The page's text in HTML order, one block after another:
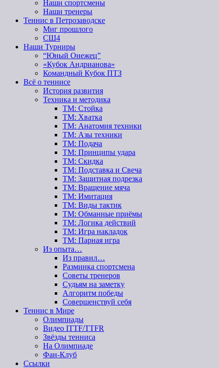
Наши спортсмены
Наши тренеры
Теннис в Петрозаводске
Миг прошлого
СШ4
Наши Турниры
“Юный Онежец”
«Кубок Андрианова»
Командный Кубок ПТЗ
Всё о теннисе
История развития
Техника и методика
ТМ: Стойка
ТМ: Хватка
ТМ: Анатомия техники
ТМ: Азы техники
ТМ: Подача
ТМ: Принципы удара
ТМ: Скидка
ТМ: Подставка и Свеча
ТМ: Защитная подрезка
ТМ: Вращение мяча
ТМ: Имитация
ТМ: Виды тактик
ТМ: Обманные приёмы
ТМ: Логика действий
ТМ: Игра накладок
ТМ: Парная игра
Из опыта…
Из правил…
Разминка спортсмена
Советы тренеров
Судьям на заметку
Алгоритм победы
Совершенствуй себя
Теннис в Мире
Олимпиады
Видео ITTF/TTFR
Звёзды тенниса
На Олимпиаде
Фан-Клуб
Ссылки